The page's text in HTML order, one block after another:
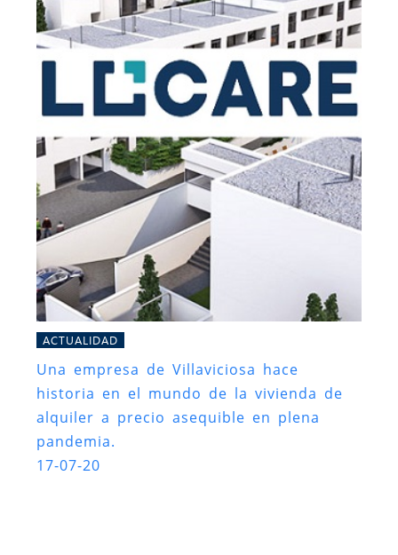
ACTUALIDAD
Una empresa de Villaviciosa hace
historia en el mundo de la vivienda de
alquiler a precio asequible en plena
pandemia.
17-07-20